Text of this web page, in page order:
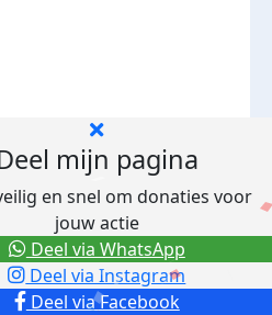
mijn pagina
en snel om donaties voor
jouw actie
Deel via Facebook
Deel via Instagram
Deel via WhatsApp